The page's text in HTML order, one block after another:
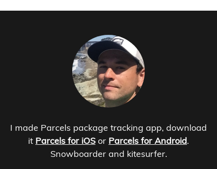
I made Parcels package tracking app, download
it Parcels for iOS or Parcels for Android.
Snowboarder and kitesurfer.